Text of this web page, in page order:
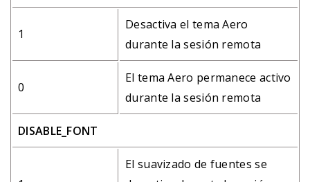
1
Desactiva el tema Aero
durante la sesión remota
0
El tema Aero permanece activo
durante la sesión remota
DISABLE_FONT
El suavizado de fuentes se